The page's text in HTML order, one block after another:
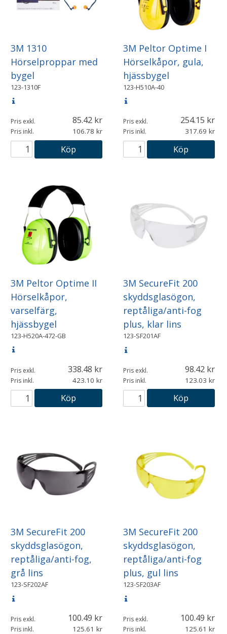
3M 1310
Hörselproppar med
bygel
123-1310F
Pris exkl. 85.42
Pris inkl. 106.78
Köp
3M Peltor Optime I
Hörselkåpor, gula,
hjässbygel
123-H510A-40
Pris exkl. 254.15
Pris inkl. 317.69
Köp
3M Peltor Optime II
Hörselkåpor,
varselfärg,
hjässbygel
123-H520A-472-GB
Pris exkl. 338.48
Pris inkl. 423.10
Köp
3M SecureFit 200
skyddsglasögon,
reptåliga/anti-fog
plus, klar lins
123-SF201AF
Pris exkl. 98.42
Pris inkl. 123.03
Köp
3M SecureFit 200
skyddsglasögon,
reptåliga/anti-fog,
grå lins
123-SF202AF
Pris exkl. 100.49
Pris inkl. 125.61
3M SecureFit 200
skyddsglasögon,
reptåliga/anti-fog
plus, gul lins
123-SF203AF
Pris exkl. 100.49
Pris inkl. 125.61